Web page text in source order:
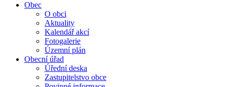
Obec
O obci
Aktuality
Kalendář akcí
Fotogalerie
Územní plán
Obecní úřad
Úřední deska
Zastupitelstvo obce